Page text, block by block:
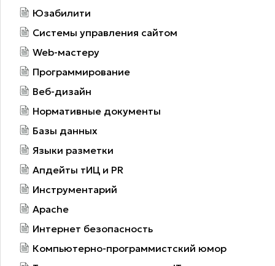
Юзабилити
Системы управления сайтом
Web-мастеру
Программирование
Веб-дизайн
Нормативные документы
Базы данных
Языки разметки
Апдейты тИЦ и PR
Инструментарий
Apache
Интернет безопасность
Компьютерно-программистский юмор